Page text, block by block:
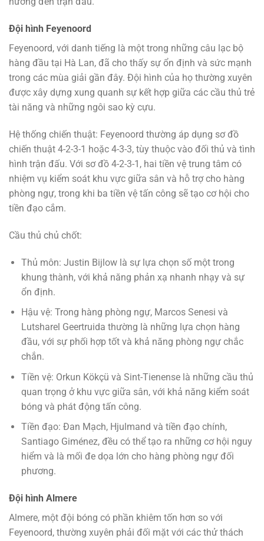
Đội hình Feyenoord
Feyenoord, với danh tiếng là một trong những câu lạc bộ
hàng đầu tại Hà Lan, đã cho thấy sự ổn định và sức mạnh
trong các mùa giải gần đây. Đội hình của họ thường xuyên
được xây dựng xung quanh sự kết hợp giữa các cầu thủ trẻ
tài năng và những ngôi sao kỳ cựu.
Hệ thống chiến thuật: Feyenoord thường áp dụng sơ đồ
chiến thuật 4-2-3-1 hoặc 4-3-3, tùy thuộc vào đối thủ và tình
hình trận đấu. Với sơ đồ 4-2-3-1, hai tiền vệ trung tâm có
nhiệm vụ kiểm soát khu vực giữa sân và hỗ trợ cho hàng
phòng ngự, trong khi ba tiền vệ tấn công sẽ tạo cơ hội cho
tiền đạo cắm.
Cầu thủ chủ chốt:
Thủ môn: Justin Bijlow là sự lựa chọn số một trong
khung thành, với khả năng phản xạ nhanh nhạy và sự
ổn định.
Hậu vệ: Trong hàng phòng ngự, Marcos Senesi và
Lutsharel Geertruida thường là những lựa chọn hàng
đầu, với sự phối hợp tốt và khả năng phòng ngự chắc
chắn.
Tiền vệ: Orkun Kökçü và Sint-Tienense là những cầu thủ
quan trọng ở khu vực giữa sân, với khả năng kiểm soát
bóng và phát động tấn công.
Tiền đạo: Đan Mạch, Hjulmand và tiền đạo chính,
Santiago Giménez, đều có thể tạo ra những cơ hội nguy
hiểm và là mối đe dọa lớn cho hàng phòng ngự đối
phương.
Đội hình Almere
Almere, một đội bóng có phần khiêm tốn hơn so với
Feyenoord, thường xuyên phải đối mặt với các thử thách